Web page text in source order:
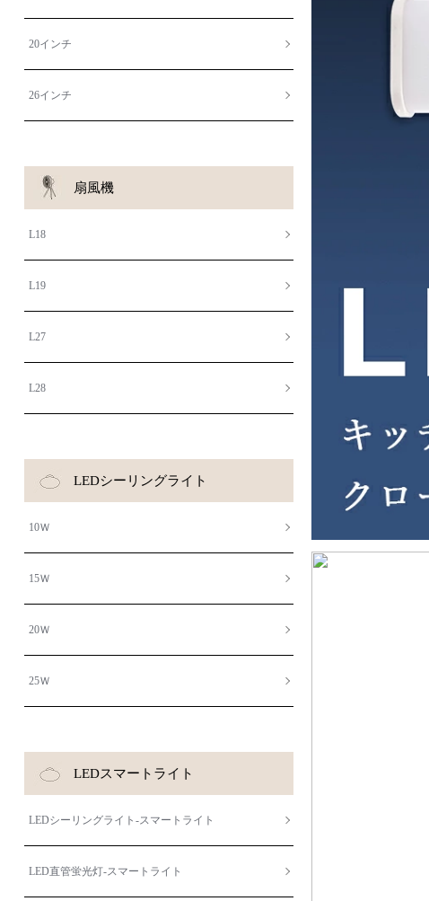
20インチ
26インチ
扇風機
L18
L19
L27
L28
LEDシーリングライト
10Ｗ
15Ｗ
20Ｗ
25Ｗ
LEDスマートライト
LEDシーリングライト-スマートライト
LED直管蛍光灯-スマートライト